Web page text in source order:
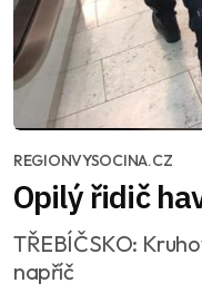
REGIONVYSOCINA.CZ
Opilý řidič
TŘEBÍČSKO:
napříč